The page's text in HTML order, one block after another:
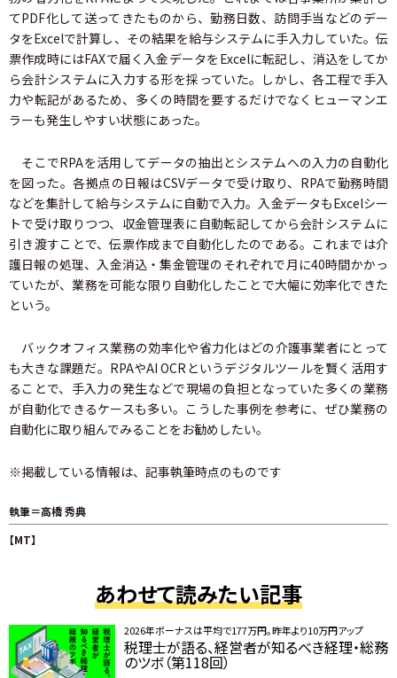
てPDF化して送ってきたものから、勤務日数、訪問手当などのデー
タをExcelで計算し、その結果を給与システムに手入力していた。伝
票作成時にはFAXで届く入金データをExcelに転記し、消込をしてか
ら会計システムに入力する形を採っていた。しかし、各工程で手入
力や転記があるため、多くの時間を要するだけでなくヒューマンエ
ラーも発生しやすい状態にあった。
そこでRPAを活用してデータの抽出とシステムへの入力の自動化
を図った。各拠点の日報はCSVデータで受け取り、RPAで勤務時間
などを集計して給与システムに自動で入力。入金データもExcelシー
トで受け取りつつ、収金管理表に自動転記してから会計システムに
引き渡すことで、伝票作成まで自動化したのである。これまでは介
護日報の処理、入金消込・集金管理のそれぞれで月に40時間かかっ
ていたが、業務を可能な限り自動化したことで大幅に効率化できた
という。
バックオフィス業務の効率化や省力化はどの介護事業者にとって
も大きな課題だ。RPAやAI OCRというデジタルツールを賢く活用す
ることで、手入力の発生などで現場の負担となっていた多くの業務
が自動化できるケースも多い。こうした事例を参考に、ぜひ業務の
自動化に取り組んでみることをお勧めしたい。
※掲載している情報は、記事執筆時点のものです
執筆＝高橋 秀典
【MT】
あわせて読みたい記事
2026年ボーナスは平均で177万円。昨年より10万円アップ
税理士が語る、経営者が知るべき経理・総務
のツボ（第118回）